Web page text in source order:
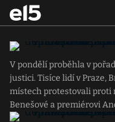
V pondělí proběhla v
justici. Tisíce lidí v Praze,
místech protestovali
Benešové a premiérovi